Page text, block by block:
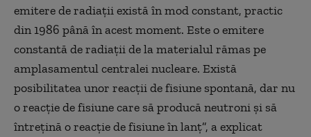
emitere de radiații există în mod constant, practic
din 1986 până în acest moment. Este o emitere
constantă de radiații de la materialul rămas pe
amplasamentul centralei nucleare. Există
posibilitatea unor reacții de fisiune spontană, dar nu
o reacție de fisiune care să producă neutroni și să
întrețină o reacție de fisiune în lanț”, a explicat